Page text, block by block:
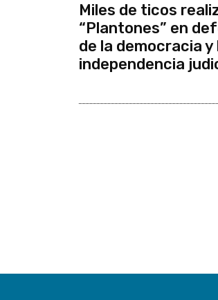
Miles de ticos
“Plantones” en
de la democracia y
independencia